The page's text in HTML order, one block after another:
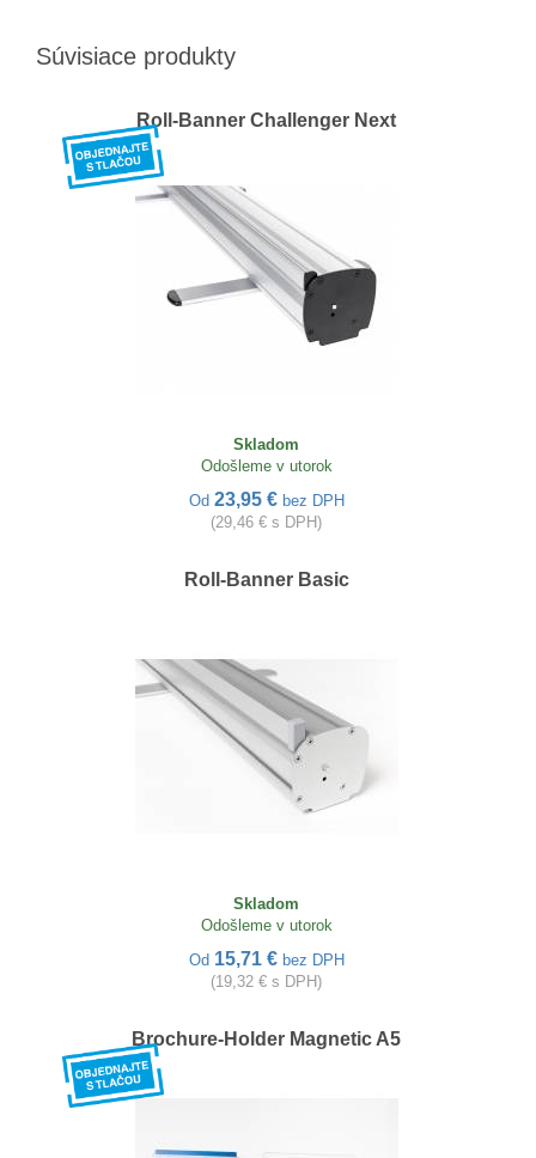
Súvisiace produkty
Roll-Banner Challenger Next
Skladom
Odošleme v utorok
Od 23,95 € bez DPH
(29,46 € s DPH)
Roll-Banner Basic
Skladom
Odošleme v utorok
Od 15,71 € bez DPH
(19,32 € s DPH)
Brochure-Holder Magnetic A5